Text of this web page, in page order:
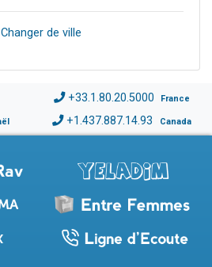
de ville
+33.1.80.20.5000 France
+1.437.887.14.93 Canada